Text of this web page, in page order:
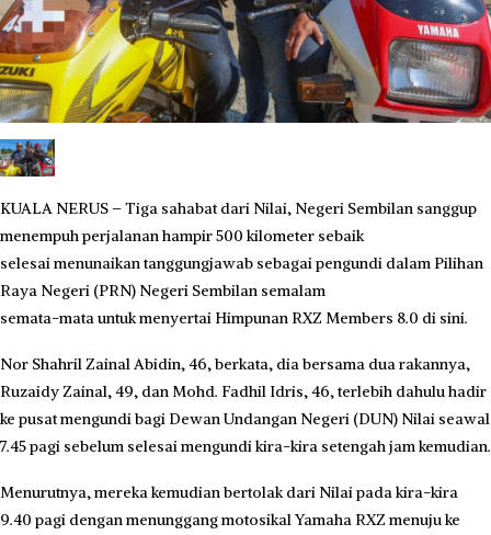
KUALA NERUS – Tiga sahabat dari Nilai, Negeri Sembilan sanggup
menempuh perjalanan hampir 500 kilometer sebaik
selesai menunaikan tanggungjawab sebagai pengundi dalam Pilihan
Raya Negeri (PRN) Negeri Sembilan semalam
semata-mata untuk menyertai Himpunan RXZ Members 8.0 di sini.
Nor Shahril Zainal Abidin, 46, berkata, dia bersama dua rakannya,
Ruzaidy Zainal, 49, dan Mohd. Fadhil Idris, 46, terlebih dahulu hadir
ke pusat mengundi bagi Dewan Undangan Negeri (DUN) Nilai seawal
7.45 pagi sebelum selesai mengundi kira-kira setengah jam kemudian.
Menurutnya, mereka kemudian bertolak dari Nilai pada kira-kira
9.40 pagi dengan menunggang motosikal Yamaha RXZ menuju ke